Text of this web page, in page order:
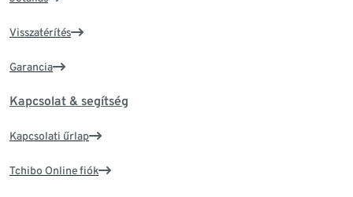
Visszatérítés
Garancia
Kapcsolat & segítség
Kapcsolati űrlap
Tchibo Online fiók